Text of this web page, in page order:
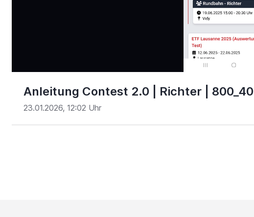
Anleitung Contest 2.0 | Richter |
23.01.2026, 12:02 Uhr